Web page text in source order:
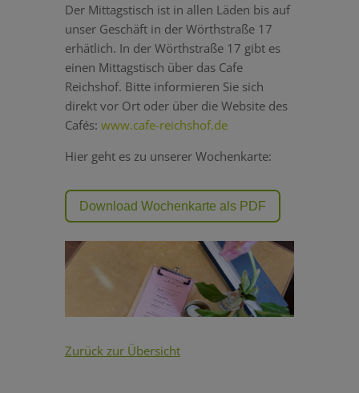
Der Mittagstisch ist in allen Läden bis auf
unser Geschäft in der Wörthstraße 17
erhätlich. In der Wörthstraße 17 gibt es
einen Mittagstisch über das Cafe
Reichshof. Bitte informieren Sie sich
direkt vor Ort oder über die Website des
Cafés: www.cafe-reichshof.de
Hier geht es zu unserer Wochenkarte:
Download Wochenkarte als PDF
Zurück zur Übersicht